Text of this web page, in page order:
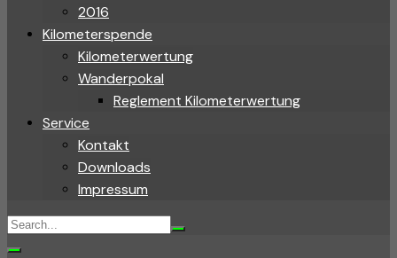
2016
Kilometerspende
Kilometerwertung
Wanderpokal
Reglement Kilometerwertung
Service
Kontakt
Downloads
Impressum